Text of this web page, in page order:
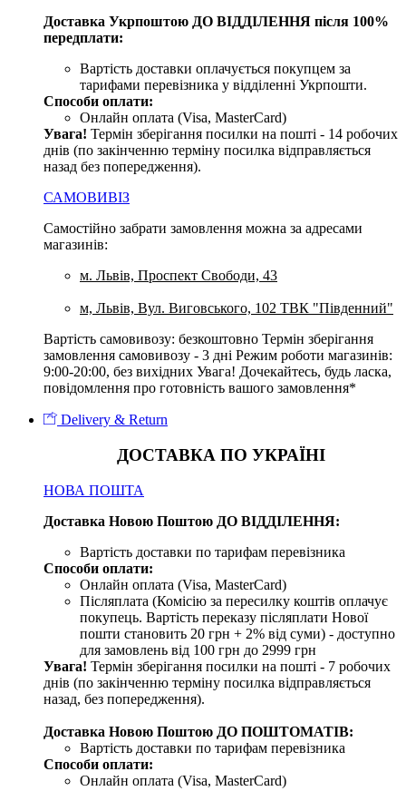
Доставка Укрпоштою ДО ВІДДІЛЕННЯ після 100%
передплати:
Вартість доставки оплачується покупцем за
тарифами перевізника у відділенні Укрпошти.
Способи оплати:
Онлайн оплата (Visa, MasterCard)
Увага! Термін зберігання посилки на пошті - 14 робочих
днів (по закінченню терміну посилка відправляється
назад без попередження).
САМОВИВІЗ
Самостійно забрати замовлення можна за адресами
магазинів:
м. Львів, Проспект Свободи, 43
м, Львів, Вул. Виговського, 102 ТВК "Південний"
Вартість самовивозу: безкоштовно Термін зберігання
замовлення самовивозу - 3 дні Режим роботи магазинів:
9:00-20:00, без вихідних Увага! Дочекайтесь, будь ласка,
повідомлення про готовність вашого замовлення*
Delivery & Return
ДОСТАВКА ПО УКРАЇНІ
НОВА ПОШТА
Доставка Новою Поштою ДО ВІДДІЛЕННЯ:
Вартість доставки по тарифам перевізника
Способи оплати:
Онлайн оплата (Visa, MasterCard)
Післяплата (Комісію за пересилку коштів оплачує
покупець. Вартість переказу післяплати Нової
пошти становить 20 грн + 2% від суми) - доступно
для замовлень від 100 грн до 2999 грн
Увага! Термін зберігання посилки на пошті - 7 робочих
днів (по закінченню терміну посилка відправляється
назад, без попередження).
Доставка Новою Поштою ДО ПОШТОМАТІВ:
Вартість доставки по тарифам перевізника
Способи оплати:
Онлайн оплата (Visa, MasterCard)